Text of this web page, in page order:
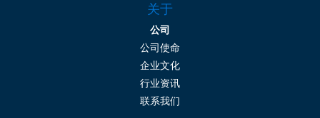
关于
公司
公司使命
企业文化
行业资讯
联系我们